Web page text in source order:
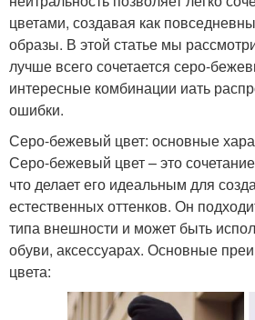
цветами, создавая как
образы. В этой статье мы
лучше всего сочетается серо-
интересные комбинации иать
ошибки.
Серо-бежевый цвет: основные
Серо-бежевый цвет – это
что делает его идеальным для
естественных оттенков. Он
типа внешности и может быть
обуви, аксессуарах. Основные
цвета: